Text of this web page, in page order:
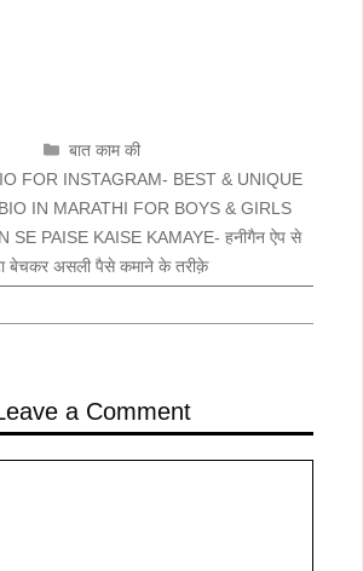
CATEGORIES
बात काम की
FOR INSTAGRAM- BEST & UNIQUE
IN MARATHI FOR BOYS & GIRLS
SE PAISE KAISE KAMAYE- हनीगैन ऐप से
बेचकर असली पैसे कमाने के तरीक़े
a Comment